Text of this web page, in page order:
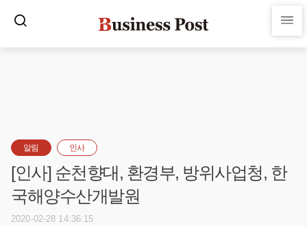
알림 인사
[인사] 순천향대, 환경부, 방위사업청, 한
국해양수산개발원
2020-02-28 14:36:15